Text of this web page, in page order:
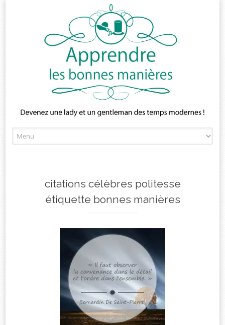
to
citations célèbres politesse
étiquette bonnes manières